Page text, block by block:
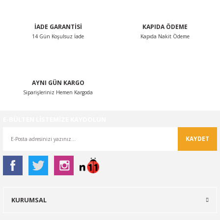
İADE GARANTİSİ
14 Gün Koşulsuz İade
KAPIDA ÖDEME
Kapıda Nakit Ödeme
AYNI GÜN KARGO
Siparişleriniz Hemen Kargoda
KAYDET
KURUMSAL